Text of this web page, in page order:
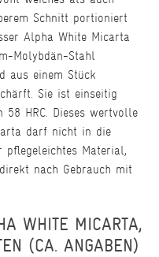
Schnitt portioniert
Alpha White Micarta
Molybdän-Stahl
aus einem Stück
Sie ist einseitig
HRC. Dieses wertvolle
darf nicht in die
pflegeleichtes Material,
nach Gebrauch mit
WHITE MICARTA,
(CA. ANGABEN)